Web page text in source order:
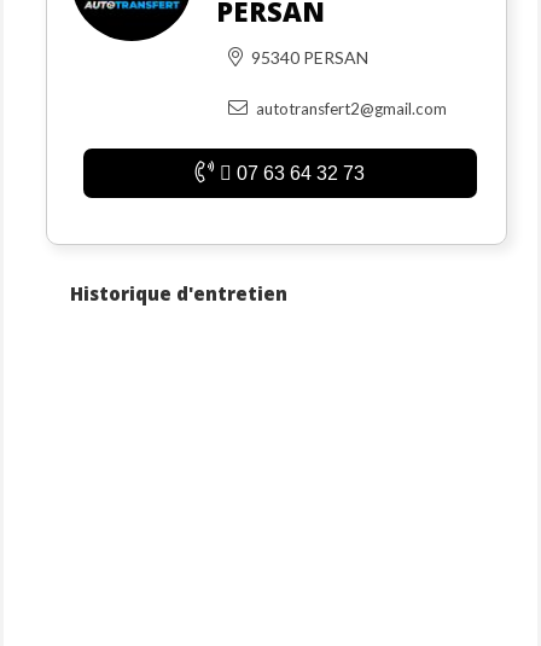
PERSAN
95340 PERSAN
autotransfert2@gmail.com
07 63 64 32 73
Historique d'entretien